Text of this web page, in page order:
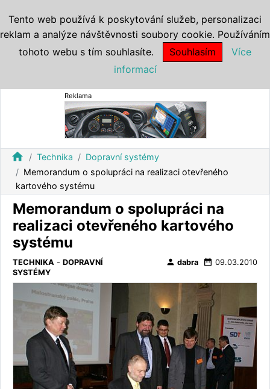
Reklama
home Technika
Dopravní systémy
Memorandum o spolupráci na realizaci otevřeného
kartového systému
Memorandum o spolupráci na
realizaci otevřeného kartového
systému
TECHNIKA - DOPRAVNÍ
SYSTÉMY
person dabra date_range 09.03.2010
Tento web používá k poskytování služeb, personalizaci
reklam a analýze návštěvnosti soubory cookie. Používáním
tohoto webu s tím souhlasíte.
Souhlasím
Více
informací